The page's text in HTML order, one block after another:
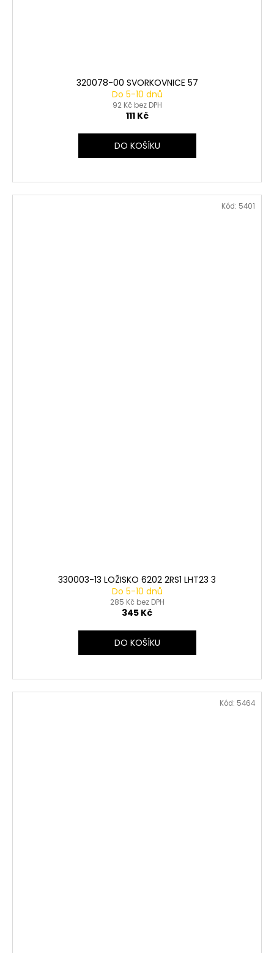
320078-00 SVORKOVNICE 57
Do 5-10 dnů
92 Kč bez DPH
111 Kč
DO KOŠÍKU
330003-13 LOŽISKO 6202 2RS1 LHT23 3
Do 5-10 dnů
285 Kč bez DPH
345 Kč
DO KOŠÍKU
Kód: 5401
Kód: 5464